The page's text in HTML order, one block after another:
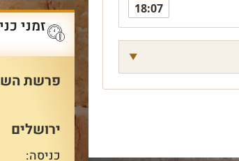
18:07
שלח פתק
הדורות
זמני
פרשת
ירושלים
כניסה: